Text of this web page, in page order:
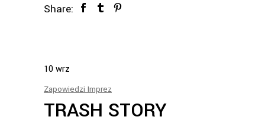
Share:
10wrz
Zapowiedzi Imprez
TRASH STORY